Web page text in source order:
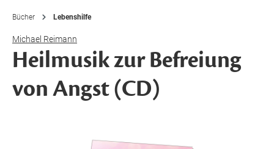
Bücher Lebenshilfe
Michael Reimann
Heilmusik zur Befreiung
von Angst (CD)